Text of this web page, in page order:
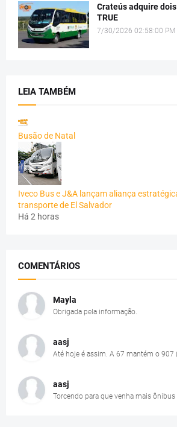
Crateús adquire
TRUE
7/30/2026 02:58:00 PM
LEIA TAMBÉM
Busão de Natal
Iveco Bus e J&A lançam aliança
transporte de El Salvador
Há 2 horas
COMENTÁRIOS
Mayla
Obrigada pela informação.
aasj
Até hoje é assim. A 67 mantém o 907
aasj
Torcendo para que venha mais ônibus